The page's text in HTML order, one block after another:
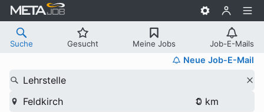
Suche Gesucht Meine Jobs Job-E-Mails
Neue Job-E-Mail
Lehrstelle
Feldkirch